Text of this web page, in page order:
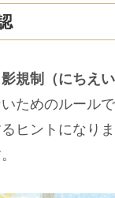
影規制（にちえい
ためのルール
ヒントになり